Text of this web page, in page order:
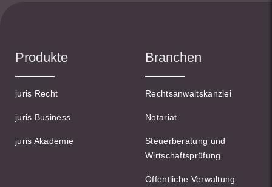
Produkte
juris Recht
juris Business
juris Akademie
Branchen
Rechtsanwaltskanzlei
Notariat
Steuerberatung und
Wirtschaftsprüfung
Öffentliche Verwaltung